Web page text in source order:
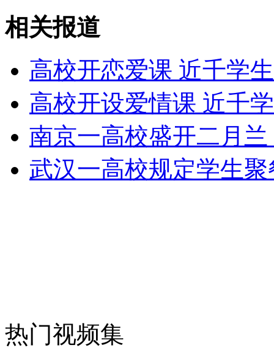
无痛分娩是否安全 医生回应
外交部：反对强权政治霸凌主义
外交部：有关国家言论片面不公正
相关报道
高校开恋爱课 近千学
高校开设爱情课 近千
南京一高校盛开二月
武汉一高校规定学生
热门视频集